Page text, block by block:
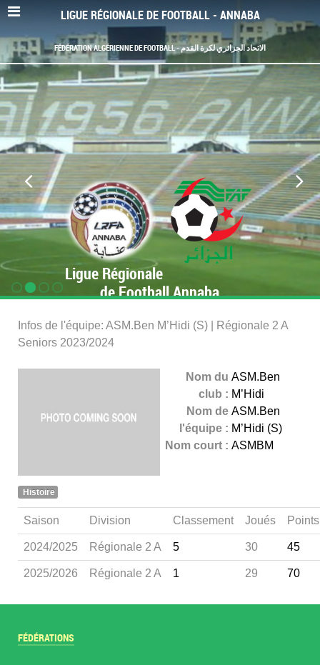
LIGUE RÉGIONALE DE FOOTBALL - ANNABA
FÉDÉRATION ALGÉRIENNE DE FOOTBALL - الاتحاد الجزائري لكرة القدم
Ligue Régionale
de Football Annaba
Infos de l'équipe: ASM.Ben M’Hidi (S) | Régionale 2 A
Seniors 2023/2024
Nom du
club :
ASM.Ben
M’Hidi
Nom de
l'équipe :
ASM.Ben
M’Hidi (S)
Nom court : ASMBM
Histoire
Saison Division Classement Joués Points
2024/2025 Régionale 2 A 5 30 45
2025/2026 Régionale 2 A 1 29 70
FÉDÉRATIONS